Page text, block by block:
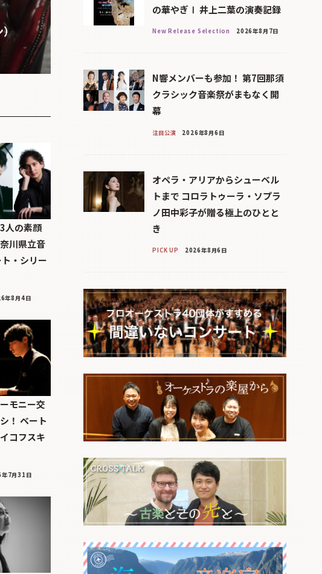
）
人の素顔
川県立音
・シリー
年8月4日
モニー交
！ ベート
コフスキ
7月31日
の華やぎⅠ 井上二葉の演奏記録
New Release Selection 2026年8月7日
N響メンバーも参加！ 第7回那須
クラシック音楽祭がまもなく開
幕
注目公演 2026年8月6日
オペラ・アリアからシューベル
トまで コロラトゥーラ・ソプラ
ノ田中彩子が贈る極上のひとと
き
PICK UP 2026年8月6日